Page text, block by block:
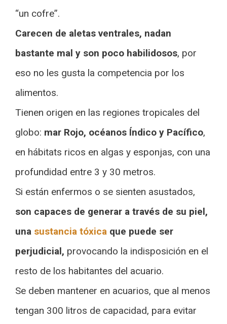
“un cofre”.
Carecen de aletas ventrales, nadan
bastante mal y son poco habilidosos, por
eso no les gusta la competencia por los
alimentos.
Tienen origen en las regiones tropicales del
globo: mar Rojo, océanos Índico y Pacífico,
en hábitats ricos en algas y esponjas, con una
profundidad entre 3 y 30 metros.
Si están enfermos o se sienten asustados,
son capaces de generar a través de su piel,
una sustancia tóxica que puede ser
perjudicial, provocando la indisposición en el
resto de los habitantes del acuario.
Se deben mantener en acuarios, que al menos
tengan 300 litros de capacidad, para evitar